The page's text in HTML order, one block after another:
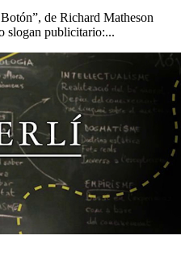
de Richard Matheson
slogan publicitario:...